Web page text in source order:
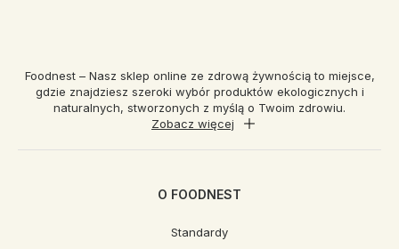
Foodnest – Nasz sklep online ze zdrową żywnością to miejsce,
gdzie znajdziesz szeroki wybór produktów ekologicznych i
naturalnych, stworzonych z myślą o Twoim zdrowiu.
Zobacz więcej
O FOODNEST
Standardy